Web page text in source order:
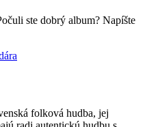
ste dobrý album? Napíšte
folková hudba, jej